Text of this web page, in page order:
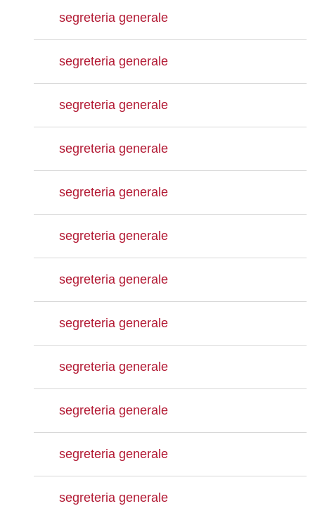
segreteria generale
segreteria generale
segreteria generale
segreteria generale
segreteria generale
segreteria generale
segreteria generale
segreteria generale
segreteria generale
segreteria generale
segreteria generale
segreteria generale